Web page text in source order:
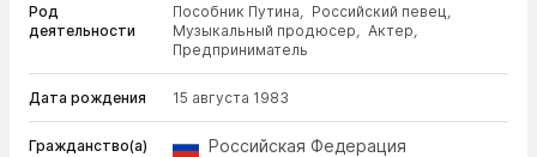
Род
деятельности
Пособник Путина, Российский певец,
Музыкальный продюсер, Актер,
Предприниматель
Дата рождения 15 августа 1983
Гражданство(а) Российская Федерация